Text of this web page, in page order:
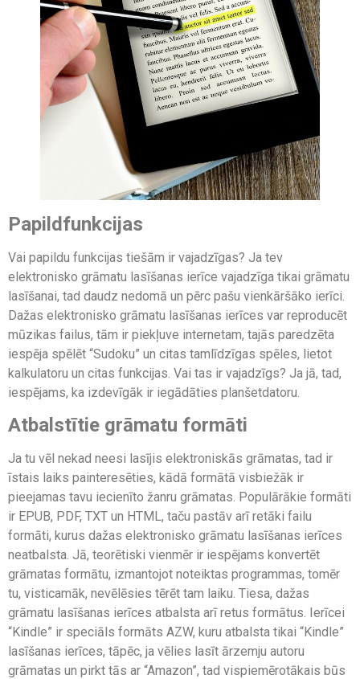
Papildfunkcijas
Vai papildu funkcijas tiešām ir vajadzīgas? Ja tev
elektronisko grāmatu lasīšanas ierīce vajadzīga tikai grāmatu
lasīšanai, tad daudz nedomā un pērc pašu vienkāršāko ierīci.
Dažas elektronisko grāmatu lasīšanas ierīces var reproducēt
mūzikas failus, tām ir piekļuve internetam, tajās paredzēta
iespēja spēlēt “Sudoku” un citas tamlīdzīgas spēles, lietot
kalkulatoru un citas funkcijas. Vai tas ir vajadzīgs? Ja jā, tad,
iespējams, ka izdevīgāk ir iegādāties planšetdatoru.
Atbalstītie grāmatu formāti
Ja tu vēl nekad neesi lasījis elektroniskās grāmatas, tad ir
īstais laiks painteresēties, kādā formātā visbiežāk ir
pieejamas tavu iecienīto žanru grāmatas. Populārākie formāti
ir EPUB, PDF, TXT un HTML, taču pastāv arī retāki failu
formāti, kurus dažas elektronisko grāmatu lasīšanas ierīces
neatbalsta. Jā, teorētiski vienmēr ir iespējams konvertēt
grāmatas formātu, izmantojot noteiktas programmas, tomēr
tu, visticamāk, nevēlēsies tērēt tam laiku. Tiesa, dažas
grāmatu lasīšanas ierīces atbalsta arī retus formātus. Ierīcei
“Kindle” ir speciāls formāts AZW, kuru atbalsta tikai “Kindle”
lasīšanas ierīces, tāpēc, ja vēlies lasīt ārzemju autoru
grāmatas un pirkt tās ar “Amazon”, tad vispiemērotākais būs